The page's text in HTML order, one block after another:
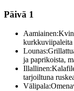
Päivä 1
Aamiainen:
kurkkuviipaleita
Lounas:
ja paprikoista,
Illallinen:
tarjoiltuna
Välipala: